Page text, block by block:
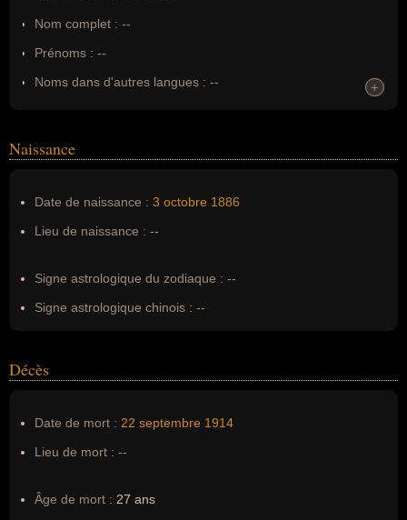
Nom complet : --
Prénoms : --
Noms dans d'autres langues : --
Nom de famille :Alain-fournier
+
+
Naissance
Date de naissance : 3 octobre 1886
Lieu de naissance : --
Signe astrologique du zodiaque : --
Signe astrologique chinois : --
Décès
Date de mort : 22 septembre 1914
Lieu de mort : --
Âge de mort : 27 ans